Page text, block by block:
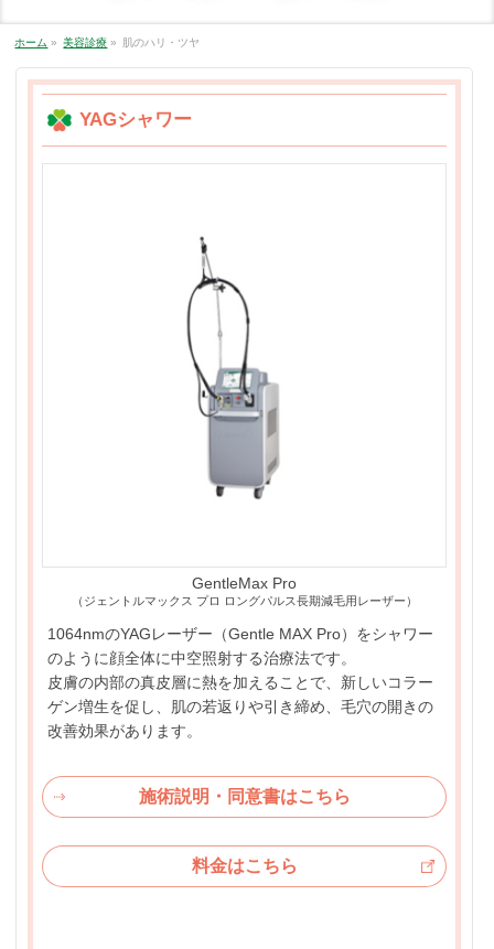
ホーム » 美容診療 » 肌のハリ・ツヤ
YAGシャワー
GentleMax Pro
（ジェントルマックス プロ ロングパルス長期減毛用レーザー）
1064nmのYAGレーザー（Gentle MAX Pro）をシャワー
のように顔全体に中空照射する治療法です。
皮膚の内部の真皮層に熱を加えることで、新しいコラー
ゲン増生を促し、肌の若返りや引き締め、毛穴の開きの
改善効果があります。
施術説明・同意書はこちら
料金はこちら